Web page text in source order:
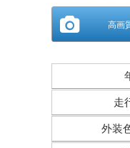
高画
走
外装